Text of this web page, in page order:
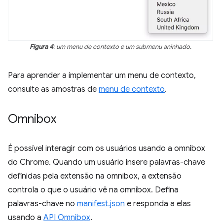
Figura 4: um menu de contexto e um submenu aninhado.
Para aprender a implementar um menu de contexto,
consulte as amostras de menu de contexto.
Omnibox
É possível interagir com os usuários usando a omnibox
do Chrome. Quando um usuário insere palavras-chave
definidas pela extensão na omnibox, a extensão
controla o que o usuário vê na omnibox. Defina
palavras-chave no manifest.json e responda a elas
usando a API Omnibox.